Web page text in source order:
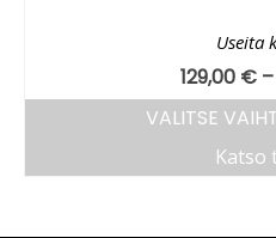
Useita
129,00 € –
VALITSE
Katso